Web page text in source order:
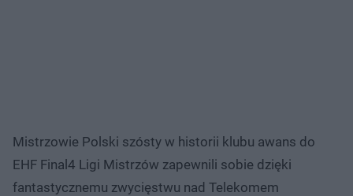
Mistrzowie Polski szósty w historii klubu awans do
EHF Final4 Ligi Mistrzów zapewnili sobie dzięki
fantastycznemu zwycięstwu nad Telekomem